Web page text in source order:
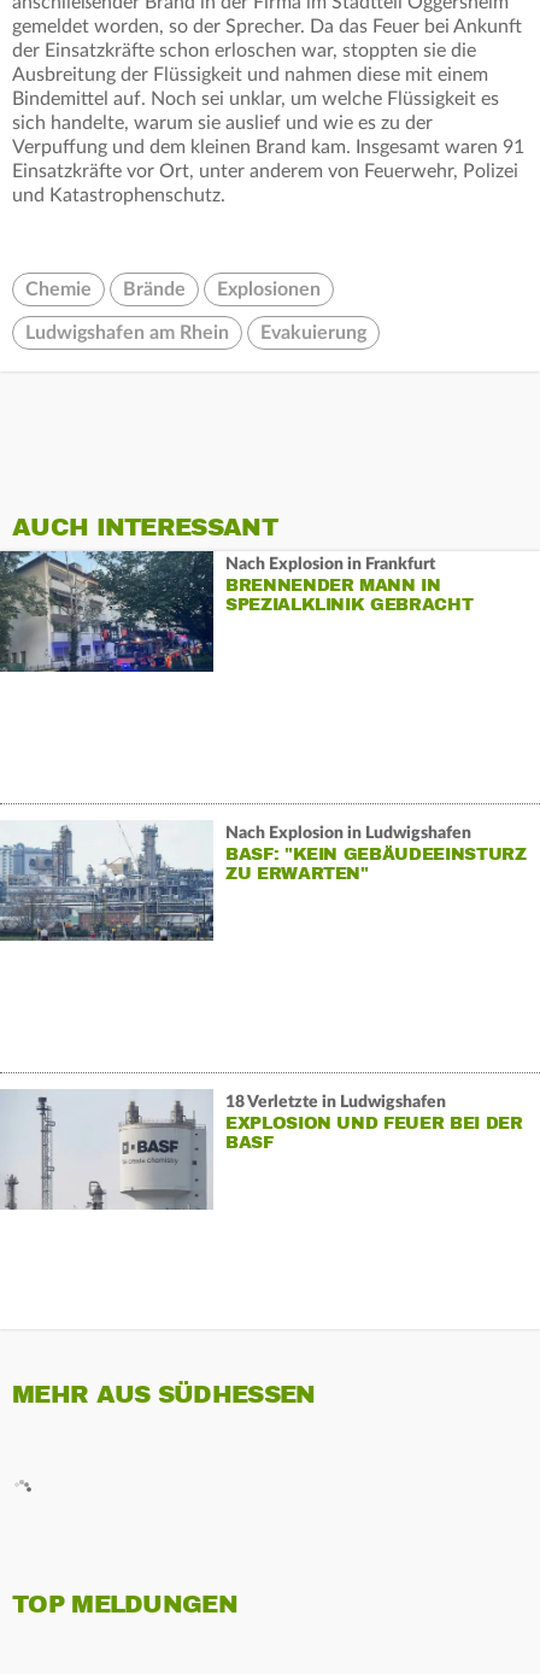
gemeldet worden, so der Sprecher. Da das Feuer bei Ankunft
der Einsatzkräfte schon erloschen war, stoppten sie die
Ausbreitung der Flüssigkeit und nahmen diese mit einem
Bindemittel auf. Noch sei unklar, um welche Flüssigkeit es
sich handelte, warum sie auslief und wie es zu der
Verpuffung und dem kleinen Brand kam. Insgesamt waren 91
Einsatzkräfte vor Ort, unter anderem von Feuerwehr, Polizei
und Katastrophenschutz.
Chemie Brände Explosionen
Ludwigshafen am Rhein Evakuierung
AUCH INTERESSANT
Nach Explosion in Frankfurt
BRENNENDER MANN IN
SPEZIALKLINIK GEBRACHT
Nach Explosion in Ludwigshafen
BASF: "KEIN GEBÄUDEEINSTURZ
ZU ERWARTEN"
18 Verletzte in Ludwigshafen
EXPLOSION UND FEUER BEI DER
BASF
MEHR AUS SÜDHESSEN
TOP MELDUNGEN